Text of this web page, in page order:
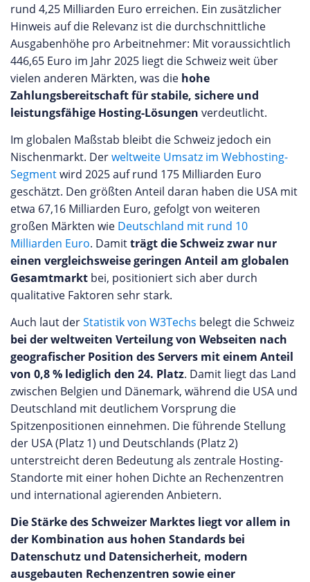
rund 4,25 Milliarden Euro erreichen. Ein zusätzlicher
Hinweis auf die Relevanz ist die durchschnittliche
Ausgabenhöhe pro Arbeitnehmer: Mit voraussichtlich
446,65 Euro im Jahr 2025 liegt die Schweiz weit über
vielen anderen Märkten, was die hohe
Zahlungsbereitschaft für stabile, sichere und
leistungsfähige Hosting-Lösungen verdeutlicht.
Im globalen Maßstab bleibt die Schweiz jedoch ein
Nischenmarkt. Derweltweite Umsatz im Webhosting-
Segmentwird 2025 auf rund 175 Milliarden Euro
geschätzt. Den größten Anteil daran haben die USA mit
etwa 67,16 Milliarden Euro, gefolgt von weiteren
großen Märkten wie Deutschland mit rund 10
Milliarden Euro. Damitträgt die Schweiz zwar nur
einen vergleichsweise geringen Anteil am globalen
Gesamtmarkt bei, positioniert sich aber durch
qualitative Faktoren sehr stark.
Auch laut derStatistik von W3Techs belegt die Schweiz
bei der weltweiten Verteilung von Webseiten nach
geografischer Position des Servers mit einem Anteil
von 0,8 % lediglich den 24. Platz. Damit liegt das Land
zwischen Belgien und Dänemark, während die USA und
Deutschland mit deutlichem Vorsprung die
Spitzenpositionen einnehmen. Die führende Stellung
der USA (Platz 1) und Deutschlands (Platz 2)
unterstreicht deren Bedeutung als zentrale Hosting-
Standorte mit einer hohen Dichte an Rechenzentren
und international agierenden Anbietern.
Die Stärke des Schweizer Marktes liegt vor allem in
der Kombination aus hohen Standards bei
Datenschutz und Datensicherheit, modern
ausgebauten Rechenzentren sowie einer